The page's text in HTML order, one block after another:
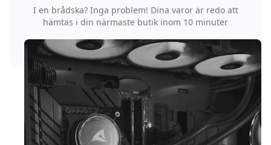
I en brådska? Inga problem! Dina varor är redo att
hämtas i din närmaste butik inom 10 minuter